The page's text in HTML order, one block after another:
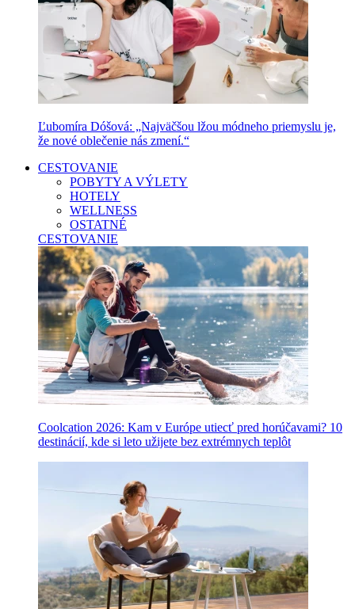
Ľubomíra Dóšová: „Najväčšou lžou módneho priemyslu je,
že nové oblečenie nás zmení.“
CESTOVANIE
POBYTY A VÝLETY
HOTELY
WELLNESS
OSTATNÉ
CESTOVANIE
Coolcation 2026: Kam v Európe utiecť pred horúčavami? 10
destinácií, kde si leto užijete bez extrémnych teplôt